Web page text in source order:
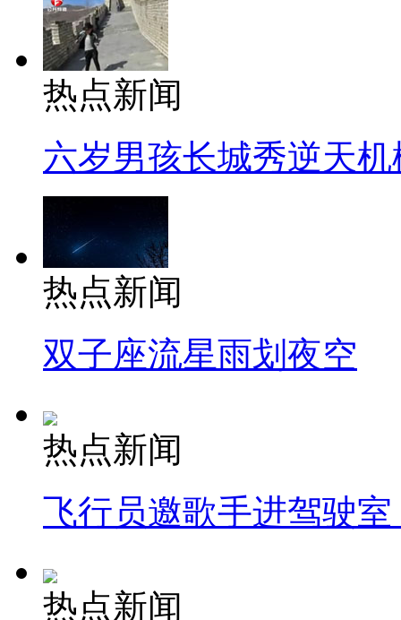
热点新闻
六岁男孩长城秀逆天机
热点新闻
双子座流星雨划夜空
热点新闻
飞行员邀歌手进驾驶
热点新闻